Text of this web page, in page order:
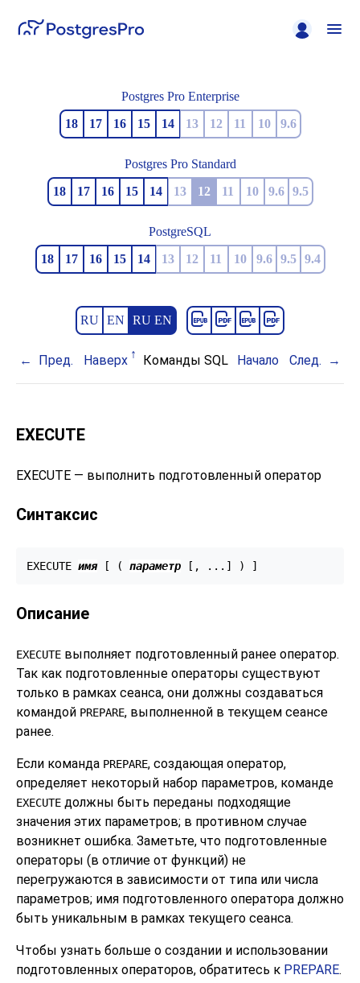
Postgres Pro Enterprise
18
17 16 15 14 13 12 11 10 9.6
Postgres Pro Standard
18
17 16 15 14 13 12 11 10 9.6 9.5
PostgreSQL
18
17 16 15 14 13 12 11 10 9.6 9.5 9.4
RU EN RU EN
Пред. Наверх Команды SQL Начало След.
EXECUTE
EXECUTE — выполнить подготовленный оператор
Синтаксис
EXECUTE имя [ ( параметр [, ...] ) ]
Описание
EXECUTE выполняет подготовленный ранее оператор.
Так как подготовленные операторы существуют
только в рамках сеанса, они должны создаваться
командой PREPARE, выполненной в текущем сеансе
ранее.
Если команда PREPARE, создающая оператор,
определяет некоторый набор параметров, команде
EXECUTE должны быть переданы подходящие
значения этих параметров; в противном случае
возникнет ошибка. Заметьте, что подготовленные
операторы (в отличие от функций) не
перегружаются в зависимости от типа или числа
параметров; имя подготовленного оператора должно
быть уникальным в рамках текущего сеанса.
Чтобы узнать больше о создании и использовании
подготовленных операторов, обратитесь к PREPARE.